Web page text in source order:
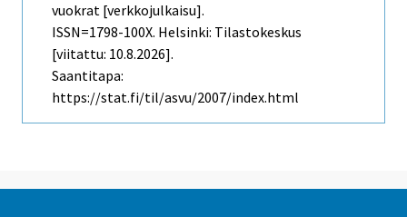
vuokrat [verkkojulkaisu].
ISSN=1798-100X. Helsinki: Tilastokeskus
[viitattu: 10.8.2026].
Saantitapa:
https://stat.fi/til/asvu/2007/index.html